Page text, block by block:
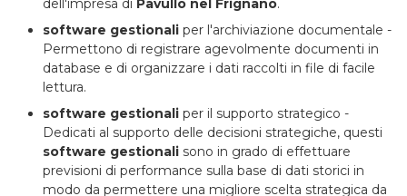
dell'impresa di Pavullo nel Frignano.
software gestionali per l'archiviazione documentale -
Permettono di registrare agevolmente documenti in
database e di organizzare i dati raccolti in file di facile
lettura.
software gestionali per il supporto strategico -
Dedicati al supporto delle decisioni strategiche, questi
software gestionali sono in grado di effettuare
previsioni di performance sulla base di dati storici in
modo da permettere una migliore scelta strategica da